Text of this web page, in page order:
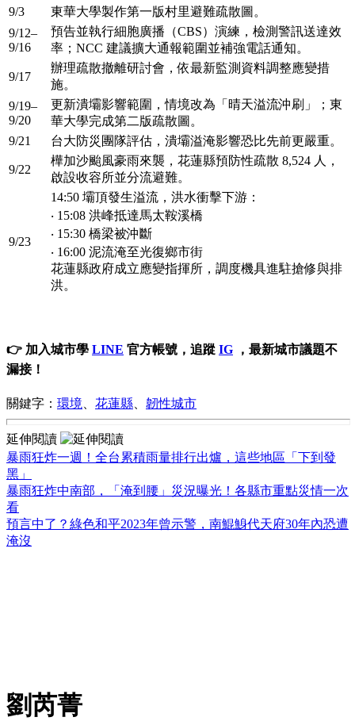
9/3
東華大學製作第一版村里避難疏散圖。
9/12–
9/16
預告並執行細胞廣播（CBS）演練，檢測警訊送達效
率；NCC 建議擴大通報範圍並補強電話通知。
9/17
辦理疏散撤離研討會，依最新監測資料調整應變措
施。
9/19–
9/20
更新潰壩影響範圍，情境改為「晴天溢流沖刷」；東
華大學完成第二版疏散圖。
9/21
台大防災團隊評估，潰壩溢淹影響恐比先前更嚴重。
9/22
樺加沙颱風豪雨來襲，花蓮縣預防性疏散 8,524 人，
啟設收容所並分流避難。
9/23
14:50 壩頂發生溢流，洪水衝擊下游：
‧ 15:08 洪峰抵達馬太鞍溪橋
‧ 15:30 橋梁被沖斷
‧ 16:00 泥流淹至光復鄉市街
花蓮縣政府成立應變指揮所，調度機具進駐搶修與排
洪。
👉 加入城市學 LINE 官方帳號，追蹤 IG ，最新城市議題不
漏接！
關鍵字： 環境 花蓮縣 韌性城市
延伸閱讀
暴雨狂炸一週！全台累積雨量排行出爐，這些地區「下到發
黑」
暴雨狂炸中南部，「淹到腰」災況曝光！各縣市重點災情一次
看
預言中了？綠色和平2023年曾示警，南鯤鯓代天府30年內恐遭
淹沒
劉芮菁